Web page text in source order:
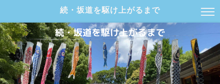
続・坂道を駆け上がるまで